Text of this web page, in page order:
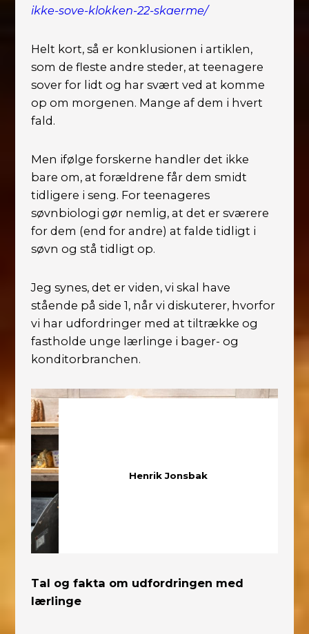
ikke-sove-klokken-22-skaerme/
Helt kort, så er konklusionen i artiklen,
som de fleste andre steder, at teenagere
sover for lidt og har svært ved at komme
op om morgenen. Mange af dem i hvert
fald.
Men ifølge forskerne handler det ikke
bare om, at forældrene får dem smidt
tidligere i seng. For teenageres
søvnbiologi gør nemlig, at det er sværere
for dem (end for andre) at falde tidligt i
søvn og stå tidligt op.
Jeg synes, det er viden, vi skal have
stående på side 1, når vi diskuterer, hvorfor
vi har udfordringer med at tiltrække og
fastholde unge lærlinge i bager- og
konditorbranchen.
Henrik Jonsbak
Tal og fakta om udfordringen med
lærlinge